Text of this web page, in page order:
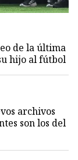
de la última
hijo al fútbol
archivos
son los del